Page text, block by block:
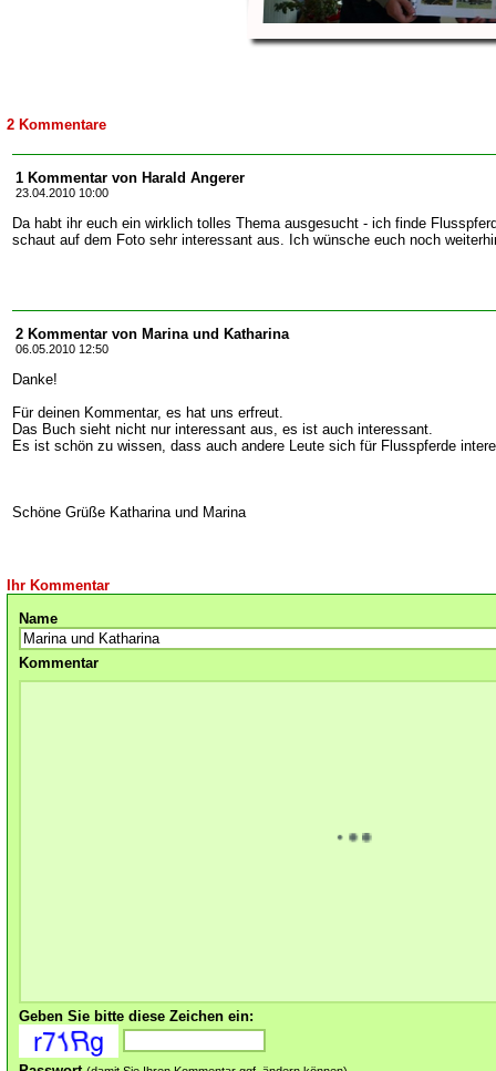
2 Kommentare
1 Kommentar von Harald Angerer
23.04.2010 10:00
Da habt ihr euch ein wirklich tolles Thema ausgesucht - ich finde
schaut auf dem Foto sehr interessant aus. Ich wünsche euch noch
2 Kommentar von Marina und Katharina
06.05.2010 12:50
Danke!
Für deinen Kommentar, es hat uns erfreut.
Das Buch sieht nicht nur interessant aus, es ist auch interessant.
Es ist schön zu wissen, dass auch andere Leute sich für Flusspferde
Schöne Grüße Katharina und Marina
Ihr Kommentar
Name
Kommentar
Geben Sie bitte diese Zeichen ein: